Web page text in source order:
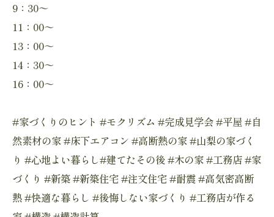
9：30～
11：00～
13：00～
14：30～
16：00～
#家づくりのヒント #モクリズム #完成見学会 #平屋 #自
然素材の家 #床下エアコン #高断熱の家 #山梨の家づく
り #心地よい暮らし#建てたその後 #木の家 #工務店 #家
づくり #新築 #新築住宅 #注文住宅 #耐震 #高気密高断
熱 #快適な暮らし #後悔しない家づくり #工務店が作る